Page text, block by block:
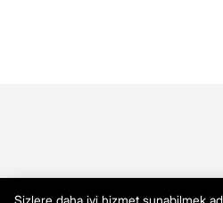
Sizlere daha iyi hizmet sunabilmek